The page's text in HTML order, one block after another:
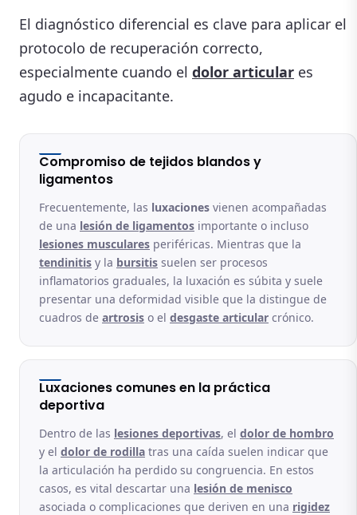
El diagnóstico diferencial es clave para aplicar el
protocolo de recuperación correcto,
especialmente cuando el dolor articular es
agudo e incapacitante.
Compromiso de tejidos blandos y
ligamentos
Frecuentemente, las luxaciones vienen acompañadas
de una lesión de ligamentos importante o incluso
lesiones musculares periféricas. Mientras que la
tendinitis y la bursitis suelen ser procesos
inflamatorios graduales, la luxación es súbita y suele
presentar una deformidad visible que la distingue de
cuadros de artrosis o el desgaste articular crónico.
Luxaciones comunes en la práctica
deportiva
Dentro de las lesiones deportivas, el dolor de hombro
y el dolor de rodilla tras una caída suelen indicar que
la articulación ha perdido su congruencia. En estos
casos, es vital descartar una lesión de menisco
asociada o complicaciones que deriven en una rigidez